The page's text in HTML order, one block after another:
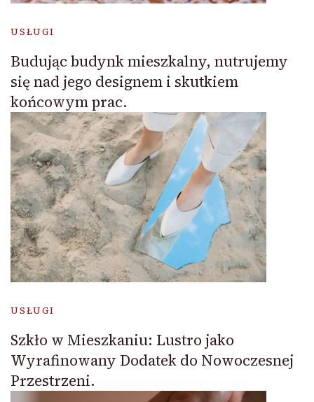
USŁUGI
Budując budynk mieszkalny, nutrujemy
się nad jego designem i skutkiem
końcowym prac.
USŁUGI
Szkło w Mieszkaniu: Lustro jako
Wyrafinowany Dodatek do Nowoczesnej
Przestrzeni.